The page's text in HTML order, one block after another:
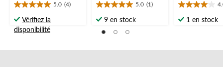
5.0 (4)
5.0
étoile(s)
sur
Vérifiez la
disponibilité
5.0 (1)
5.0
étoile(s)
9 en stock
4.0
étoile(s)
1 en stock